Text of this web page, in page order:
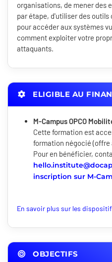
organisations, de mener des
par étape, d'utiliser des
pour accéder aux systèmes
comment exploiter votre
attaquants.
ELIGIBLE AU
M-Campus OPCO
Cette formation est
formation négocié (offre
Pour en bénéficier,
inscription sur M-
En savoir plus sur les
OBJECTIFS